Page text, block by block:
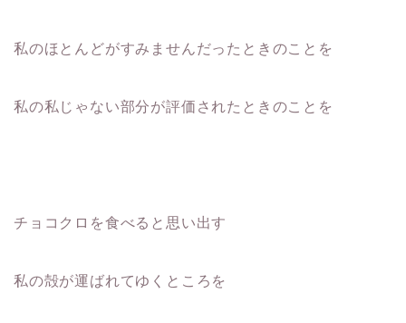
私のほとんどがすみませんだったときのことを
私の私じゃない部分が評価されたときのことを
チョコクロを食べると思い出す
私の殻が運ばれてゆくところを